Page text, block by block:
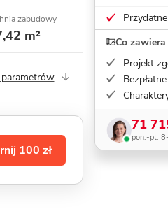
zabudowy
m²
100 zł
Co
Projekt
Bezpłatne
71
pon.-pt.